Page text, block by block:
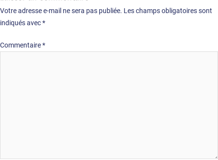
Votre adresse e-mail ne sera pas publiée. Les champs obligatoires sont
indiqués avec*
Commentaire*